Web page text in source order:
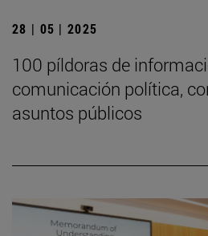
28 | 05 | 2025
100 píldoras de
comunicación política,
asuntos públicos